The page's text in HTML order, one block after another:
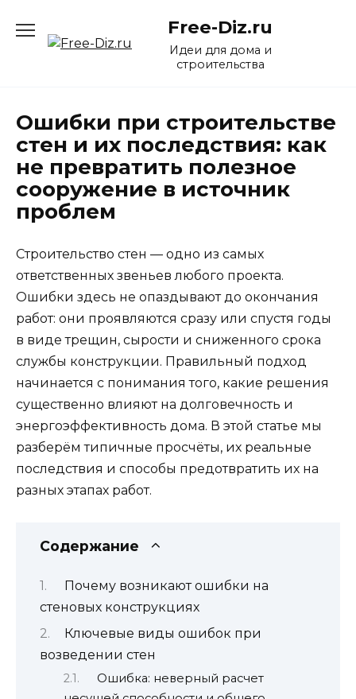
содержанию
Free-Diz.ru
Идеи для дома и
строительства
Ошибки при строительстве
стен и их последствия: как
не превратить полезное
сооружение в источник
проблем
Строительство стен — одно из самых
ответственных звеньев любого проекта.
Ошибки здесь не опаздывают до окончания
работ: они проявляются сразу или спустя годы
в виде трещин, сырости и сниженного срока
службы конструкции. Правильный подход
начинается с понимания того, какие решения
существенно влияют на долговечность и
энергоэффективность дома. В этой статье мы
разберём типичные просчёты, их реальные
последствия и способы предотвратить их на
разных этапах работ.
Содержание
Почему возникают ошибки на
стеновых конструкциях
Ключевые виды ошибок при
возведении стен
Ошибка: неверный расчет